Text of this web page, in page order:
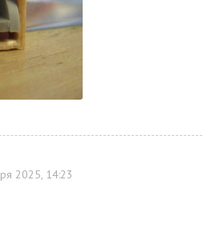
2025, 14:23